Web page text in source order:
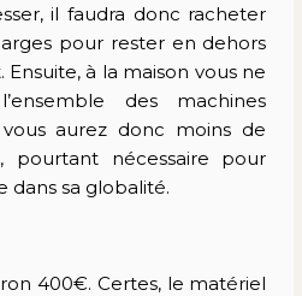
il faudra donc racheter
pour rester en dehors
à la maison vous ne
des machines
aurez donc moins de
pourtant nécessaire pour
dans sa globalité.
400€. Certes, le matériel